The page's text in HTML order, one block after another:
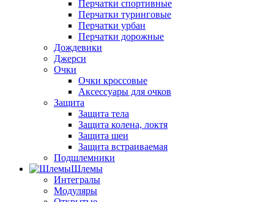
Перчатки спортивные
Перчатки туринговые
Перчатки урбан
Перчатки дорожные
Дождевики
Джерси
Очки
Очки кроссовые
Аксессуары для очков
Защита
Защита тела
Защита колена, локтя
Защита шеи
Защита встраиваемая
Подшлемники
Шлемы
Интегралы
Модуляры